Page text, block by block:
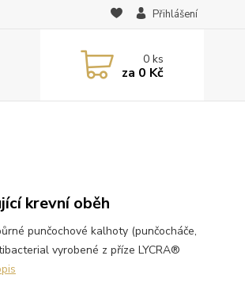
Přihlášení
0ks
za 0 Kč
krevní oběh
punčochové kalhoty (punčocháče,
vyrobené z příze LYCRA®